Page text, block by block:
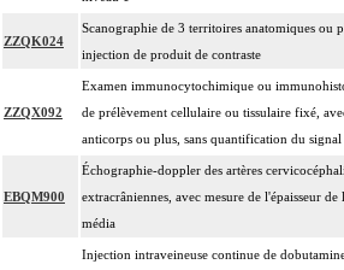
ZZQK024
Scanographie de 3 territoires anatomiques ou
injection de produit de contraste
ZZQX092
Examen immunocytochimique ou
de prélèvement cellulaire ou tissulaire fixé,
anticorps ou plus, sans quantification du signal
EBQM900
Échographie-doppler des artères
extracrâniennes, avec mesure de l'épaisseur
média
Injection intraveineuse continue de